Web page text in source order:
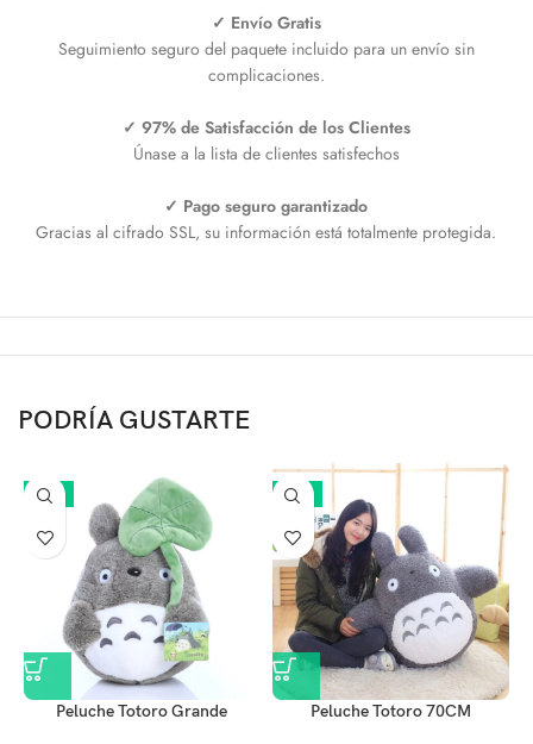
Los Calcetines Totoro vienen en una variedad de colores que se
adaptan a cualquier estado de ánimo y atuendo. Ya sea que prefieras
los tonos más sutiles o los colores más oscuros, cada par te brindará
diario, estos calcetines son una manera sencilla de llevar la fantasía a
Revive la inocencia y la creatividad de la infancia con cada paso que
des con los Calcetines Totoro. Ideales para regalar o simplemente
para consentirte, son el complemento perfecto para cualquier fanático
✓ Envío Gratis
Seguimiento seguro del paquete incluido para un envío sin
complicaciones.
✓ 97% de Satisfacción de los Clientes
Únase a la lista de clientes satisfechos
✓ Pago seguro garantizado
Gracias al cifrado SSL, su información está totalmente protegida.
PODRÍA GUSTARTE
-17%
Peluche Totoro Grande
-17%
Peluche Totoro 70CM